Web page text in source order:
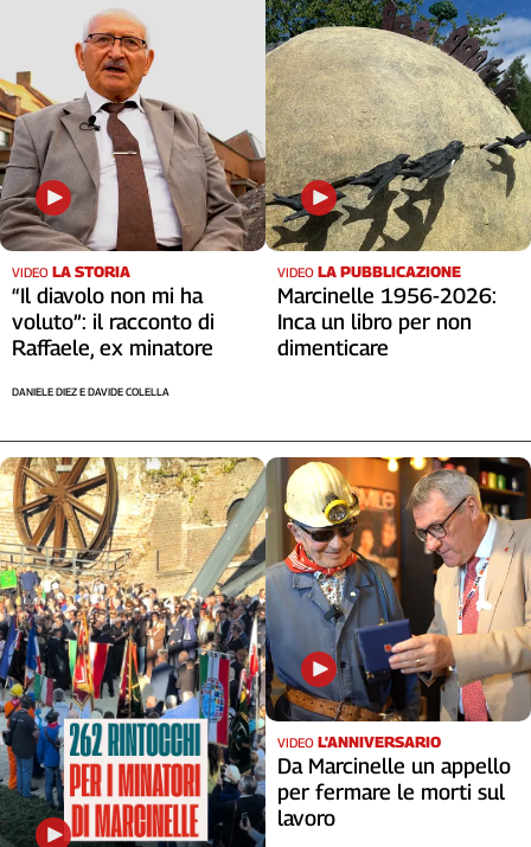
Veneto
Archivio
Storico
1955-
2014
Contatti
redazione
Newsletter
Social
VIDEO LA STORIA
“Il diavolo non mi ha
voluto”: il racconto di
Raffaele, ex minatore
DANIELE DIEZ E DAVIDE COLELLA
VIDEO LA PUBBLICAZIONE
Marcinelle 1956-2026:
Inca un libro per non
dimenticare
VIDEO L'ANNIVERSARIO
Da Marcinelle un appello
per fermare le morti sul
lavoro